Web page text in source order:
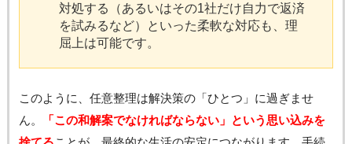
対処する（あるいはその1社だけ自力で返済
を試みるなど）といった柔軟な対応も、理
屈上は可能です。
このように、任意整理は解決策の「ひとつ」に過ぎませ
ん。
「この和解案でなければならない」という思い込みを